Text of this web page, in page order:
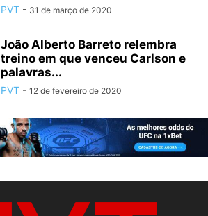
PVT - 31 de março de 2020
João Alberto Barreto relembra
treino em que venceu Carlson e
palavras...
PVT - 12 de fevereiro de 2020